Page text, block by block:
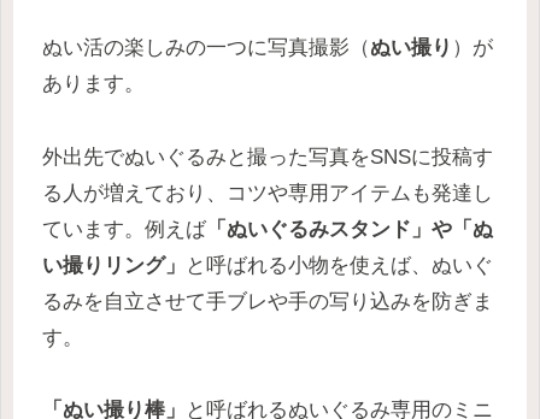
ぬい活の楽しみの一つに写真撮影（ぬい撮り ）が
あります。
外出先でぬいぐるみと撮った写真をSNSに投稿す
る人が増えており、コツや専用アイテムも発達し
ています。例えば「ぬいぐるみスタンド」や「ぬ
い撮りリング」
と呼ばれる小物を使えば、ぬいぐ
るみを自立させて手ブレや手の写り込みを防ぎま
す。
「ぬい撮り棒」
と呼ばれるぬいぐるみ専用のミニ